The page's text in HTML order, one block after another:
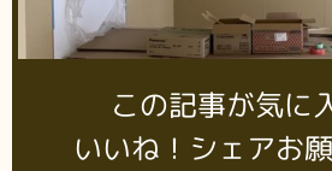
この記事が気に
いいね！シェアお